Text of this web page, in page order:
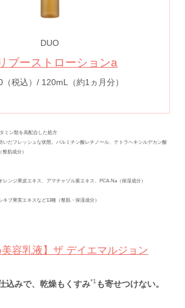
DUO
ブーストローションa
税込）/ 120mL（約1ヵ月分）
ミン類を高配合した処方
いだフレッシュな状態。パルミチン酸レチノール、テトラヘキシルデカン酸
肌成分）
レンジ果皮エキス、アマチャヅル葉エキス、PCA-Na（保湿成分）
ブ果実エキスなど13種（整肌・保湿成分）
美容乳液】ザ デイエマルジョン
込みで、乾燥もくすみ*1 も寄せつけない。